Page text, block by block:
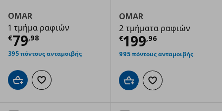
OMAR
1 τμήμα ραφιών
€79,98
Τρέχουσα τιμή € 79,98
395 πόντους ανταμοιβής
Προσθήκη στο καλάθι
Προσθήκη στα αγαπημένα
OMAR
2 τμήματα ραφιών
€199,96
Τρέχουσα
995 πόντους ανταμοιβής
Προσθήκη στο καλάθι
Προσθήκη στα